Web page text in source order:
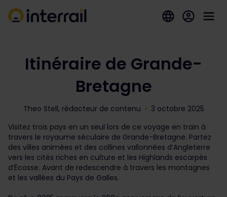
Itinéraire de Grande-
Bretagne
Theo Stell, rédacteur de contenu
3 octobre 2025
Visitez trois pays en un seul lors de ce voyage en train à
travers le royaume séculaire de Grande-Bretagne. Partez
des villes animées et des collines vallonnées d’Angleterre
vers les cités riches en culture et les Highlands escarpés
d’Écosse. Avant de redescendre à travers les montagnes
et les vallées du Pays de Galles.